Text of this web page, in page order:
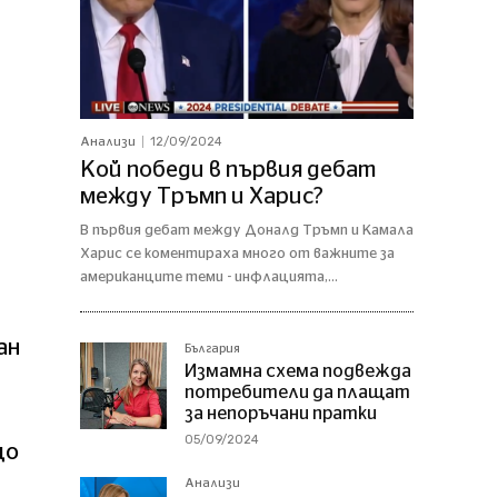
Анализи 12/09/2024
Кой победи в първия дебат
между Тръмп и Харис?
В първия дебат между Доналд Тръмп и Камала
Харис се коментираха много от важните за
американците теми - инфлацията,...
България
Измамна схема подвежда
потребители да плащат
за непоръчани пратки
05/09/2024
Анализи